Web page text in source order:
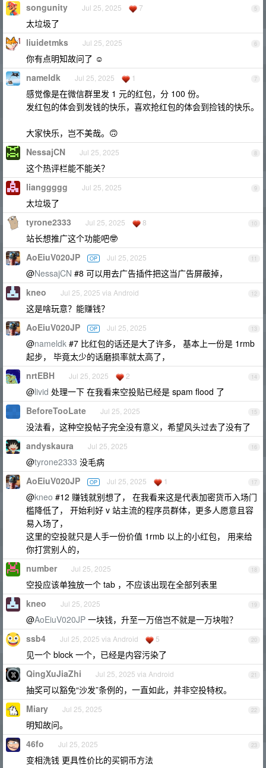
5
songunity Jul 25, 2025 7
太垃圾了
6
liuidetmks Jul 25, 2025
你有点明知故问了 ☺️
7
nameldk Jul 25, 2025 1
感觉像是在微信群里发 1 元的红包，分 100 份。
发红包的体会到发钱的快乐，喜欢抢红包的体会到捡钱的快乐。
大家快乐，岂不美哉。🙃
8
NessajCN Jul 25, 2025
这个热评栏能不能关？
9
lianggggg Jul 25, 2025
太垃圾了
10
tyrone2333 Jul 25, 2025 8
站长想推广这个功能吧🤓
11
AoEiuV020JP OP Jul 25, 2025
@NessajCN #8 可以用去广告插件把这当广告屏蔽掉，
12
kneo Jul 25, 2025 via Android
这是啥玩意？能赚钱？
13
AoEiuV020JP OP Jul 25, 2025
@nameldk #7 比红包的话还是大了许多， 基本上一份是 1rmb
起步， 毕竟太少的话磨损率就太高了，
14
nrtEBH Jul 25, 2025 2
@livid 处理一下 在我看来空投贴已经是 spam flood 了
15
BeforeTooLate Jul 25, 2025
没法看，这种空投帖子完全没有意义，希望风头过去了没有了
16
andyskaura Jul 25, 2025
@tyrone2333 没毛病
17
AoEiuV020JP OP Jul 25, 2025 1
@kneo #12 赚钱就别想了， 在我看来这是代表加密货币入场门
槛降低了， 开始利好 v 站主流的程序员群体，更多人愿意且容
易入场了，
这里的空投就只是人手一份价值 1rmb 以上的小红包， 用来给
你打赏别人的，
18
number Jul 25, 2025
空投应该单独放一个 tab ，不应该出现在全部列表里
19
kneo Jul 25, 2025
@AoEiuV020JP 一块钱，升至一万倍岂不就是一万块啦？
20
ssb4 Jul 25, 2025 via Android 5
见一个 block 一个，已经是内容污染了
21
QingXuJiaZhi Jul 25, 2025 via Android
抽奖可以豁免“沙发”条例的，一直如此，并非空投特权。
22
Miary Jul 25, 2025
明知故问。
23
46fo Jul 25, 2025
变相洗钱 更具性价比的买铜币方法